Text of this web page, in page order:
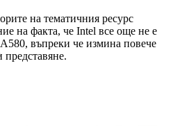
на тематичния ресурс
на факта, че Intel все още не е
въпреки че измина повече